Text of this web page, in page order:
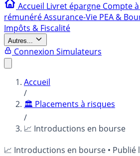
Accueil Livret épargne Compte
rémunéréAssurance-Vie PEA &
Impôts & Fiscalité
Autres...
Connexion Simulateurs
Accueil
/
🏛️ Placements à risques
/
📈 Introductions en bourse
📈 Introductions en bourse • Publié